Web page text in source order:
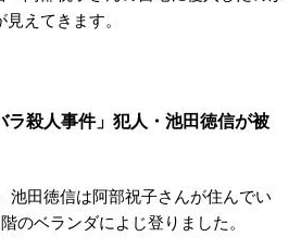
えてきます。
ラ殺人事件」犯人・池田徳信が被
池田徳信は阿部祝子さんが住んでい
のベランダによじ登りました。